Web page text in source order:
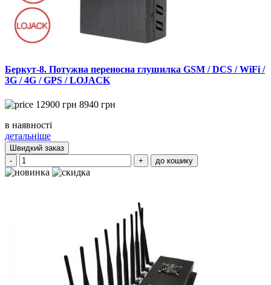
Беркут-8. Потужна переносна глушилка GSM / DCS / WiFi /
3G / 4G / GPS / LOJACK
12900 грн 8940 грн
в наявності
детальніше
Швидкий заказ
-
+ до кошику